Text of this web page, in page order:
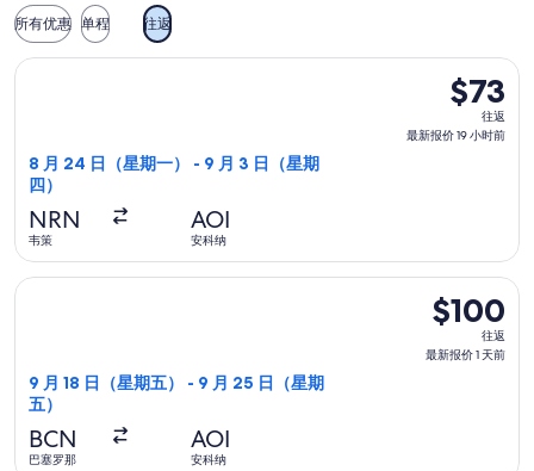
所有优惠 单程 往返
$73
往
返,
19
时
$73
往返
最新报价 19 小时前
8 月 24 日（星期一） - 9 月 3 日（星期
四）
NRN
韦策
AOI
安科纳
选择瑞安航空航班，8 月 24 日（星期一）从韦策前往安科纳
$100
往
返,
$100
往返
最新报价 1 天前
9 月 18 日（星期五） - 9 月 25 日（星期
五）
BCN
巴塞罗那
AOI
安科纳
选择维罗提航空航班，9 月 18 日（星期五）从巴塞罗那前往